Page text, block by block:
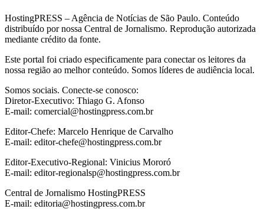
HostingPRESS – Agência de Notícias de São Paulo. Conteúdo
distribuído por nossa Central de Jornalismo. Reprodução autorizada
mediante crédito da fonte.
Este portal foi criado especificamente para conectar os leitores da
nossa região ao melhor conteúdo. Somos líderes de audiência local.
Somos sociais. Conecte-se conosco:
Diretor-Executivo: Thiago G. Afonso
E-mail: comercial@hostingpress.com.br
Editor-Chefe: Marcelo Henrique de Carvalho
E-mail: editor-chefe@hostingpress.com.br
Editor-Executivo-Regional: Vinicius Mororó
E-mail: editor-regionalsp@hostingpress.com.br
Central de Jornalismo HostingPRESS
E-mail: editoria@hostingpress.com.br